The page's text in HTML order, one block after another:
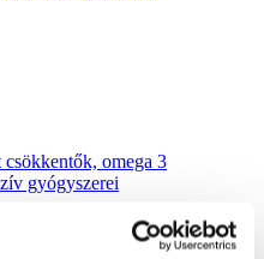
omega 3
gyógyszerei